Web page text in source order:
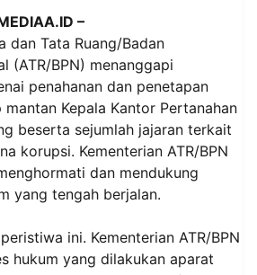
–
dan Tata Ruang/Badan
(ATR/BPN) menanggapi
penahanan dan penetapan
Kepala Kantor Pertanahan
beserta sejumlah jajaran terkait
korupsi. Kementerian ATR/BPN
dan mendukung
yang tengah berjalan.
ini. Kementerian ATR/BPN
hukum yang dilakukan aparat